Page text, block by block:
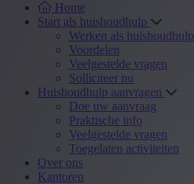
Home
Start als huishoudhulp
Werken als huishoudhulp
Voordelen
Veelgestelde vragen
Solliciteer nu
Huishoudhulp aanvragen
Doe uw aanvraag
Praktische info
Veelgestelde vragen
Toegelaten activiteiten
Over ons
Kantoren